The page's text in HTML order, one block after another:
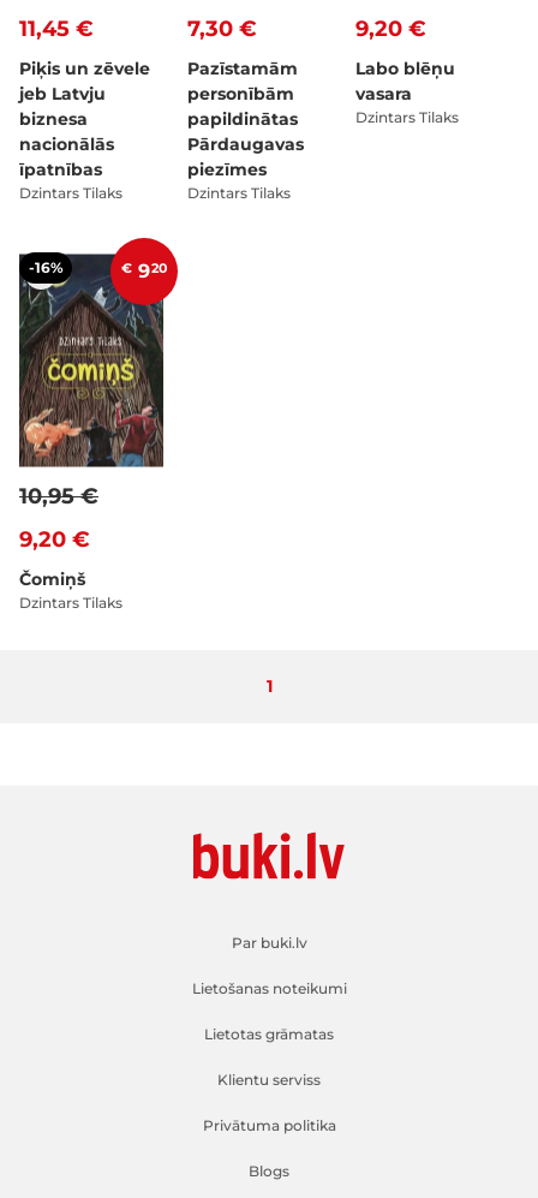
11,45 €
Piķis un zēvele
jeb Latvju
biznesa
nacionālās
īpatnības
Dzintars Tilaks
7,30 €
Pazīstamām
personībām
papildinātas
Pārdaugavas
piezīmes
Dzintars Tilaks
9,20 €
Labo blēņu
vasara
Dzintars Tilaks
-16% € 920
9,20 €
10,95 €
Čomiņš
Dzintars Tilaks
Pašlaik lasāt lapu
1
Par buki.lv
Lietošanas noteikumi
Lietotas grāmatas
Klientu serviss
Privātuma politika
Blogs